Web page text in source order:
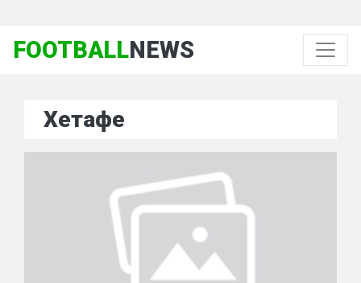
FOOTBALLNEWS
Хетафе